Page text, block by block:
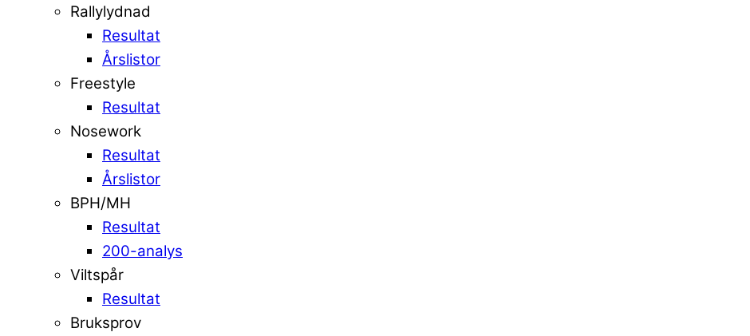
Rallylydnad
Resultat
Årslistor
Freestyle
Resultat
Nosework
Resultat
Årslistor
BPH/MH
Resultat
200-analys
Viltspår
Resultat
Bruksprov